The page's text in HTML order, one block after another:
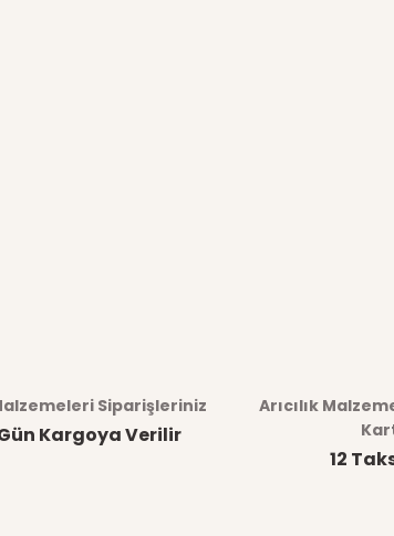
Siparişleriniz
Kargoya Verilir
Arıcılık
12